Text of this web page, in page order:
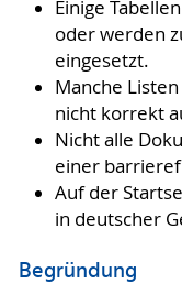
Einige
oder werden
eingesetzt.
Manche
nicht korrekt
Nicht alle
einer
Auf der
in deutscher
Begründung